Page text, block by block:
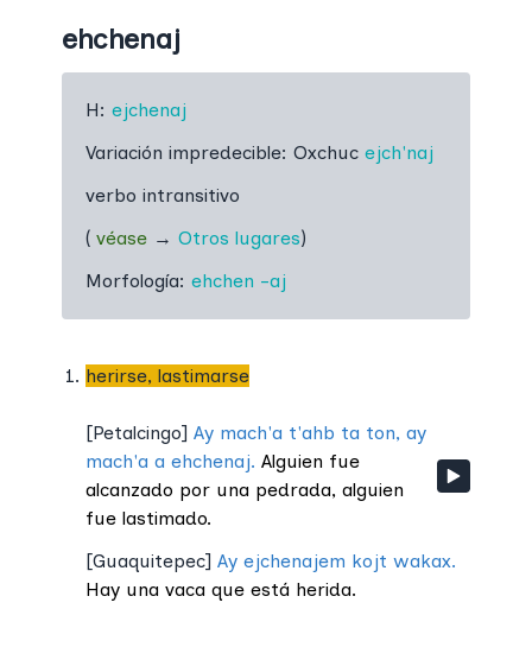
ehchenaj
H: ejchenaj
Variación impredecible: Oxchuc ejch'naj
verbo intransitivo
( véase → Otros lugares)
Morfología: ehchen -aj
herirse, lastimarse
[Petalcingo] Ay mach'a t'ahb ta ton, ay
mach'a a ehchenaj. Alguien fue
alcanzado por una pedrada, alguien
fue lastimado.
[Guaquitepec] Ay ejchenajem kojt wakax.
Hay una vaca que está herida.